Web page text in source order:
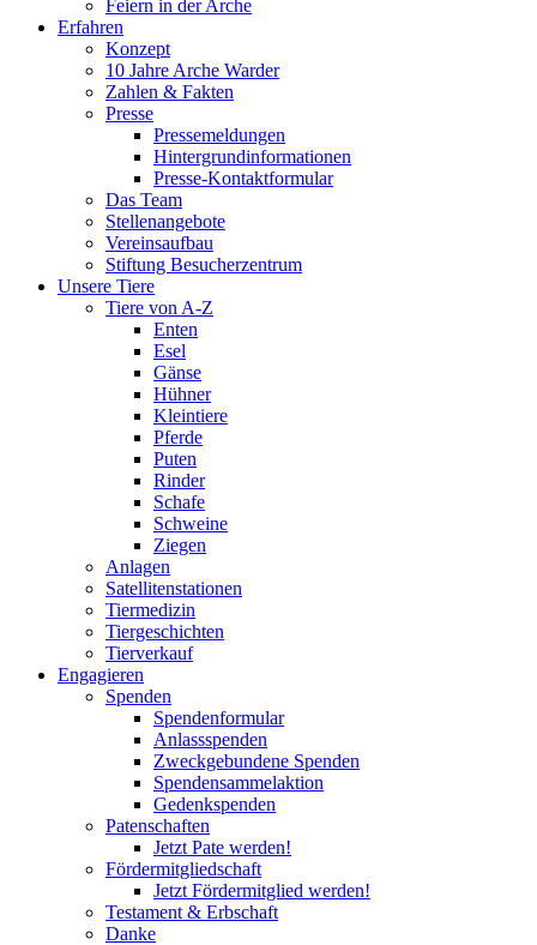
Feiern in der Arche
Erfahren
Konzept
10 Jahre Arche Warder
Zahlen & Fakten
Presse
Pressemeldungen
Hintergrundinformationen
Presse-Kontaktformular
Das Team
Stellenangebote
Vereinsaufbau
Stiftung Besucherzentrum
Unsere Tiere
Tiere von A-Z
Enten
Esel
Gänse
Hühner
Kleintiere
Pferde
Puten
Rinder
Schafe
Schweine
Ziegen
Anlagen
Satellitenstationen
Tiermedizin
Tiergeschichten
Tierverkauf
Engagieren
Spenden
Spendenformular
Anlassspenden
Zweckgebundene Spenden
Spendensammelaktion
Gedenkspenden
Patenschaften
Jetzt Pate werden!
Fördermitgliedschaft
Jetzt Fördermitglied werden!
Testament & Erbschaft
Danke